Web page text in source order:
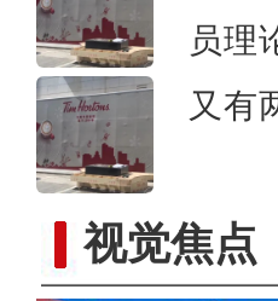
员理
又有
视觉焦点
当四大